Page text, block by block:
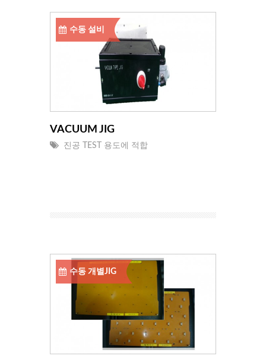
수동 설비
VACUUM JIG
진공 TEST 용도에 적합
수동 개별JIG